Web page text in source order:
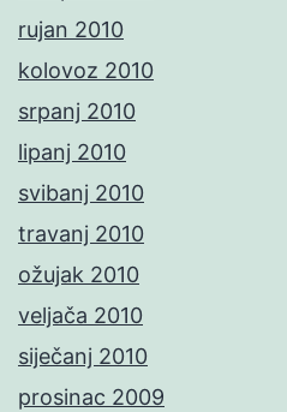
rujan 2010
kolovoz 2010
srpanj 2010
lipanj 2010
svibanj 2010
travanj 2010
ožujak 2010
veljača 2010
siječanj 2010
prosinac 2009